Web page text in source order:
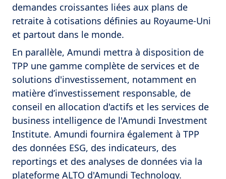
demandes croissantes liées aux plans de
retraite à cotisations définies au Royaume-Uni
et partout dans le monde.
En parallèle, Amundi mettra à disposition de
TPP une gamme complète de services et de
solutions d'investissement, notamment en
matière d’investissement responsable, de
conseil en allocation d'actifs et les services de
business intelligence de l'Amundi Investment
Institute. Amundi fournira également à TPP
des données ESG, des indicateurs, des
reportings et des analyses de données via la
plateforme ALTO d'Amundi Technology.